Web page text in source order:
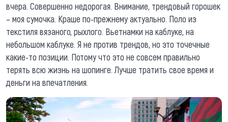
вчера. Совершенно недорогая. Внимание, трендовый горошек
– моя сумочка. Краше по-прежнему актуально. Поло из
текстиля вязаного, рыхлого. Вьетнамки на каблуке, на
небольшом каблуке. Я не против трендов, но это точечные
какие-то позиции. Потому что это не совсем правильно
терять всю жизнь на шопинге. Лучше тратить свое время и
деньги на впечатления.